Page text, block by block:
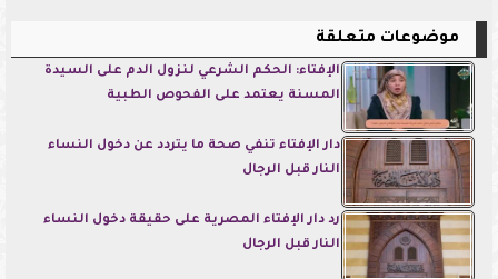
موضوعات متعلقة
الإفتاء: الحكم الشرعي لنزول الدم على السيدة
المسنة يعتمد على الفحوص الطبية
دار الإفتاء تنفي صحة ما يتردد عن دخول النساء
النار قبل الرجال
رد دار الإفتاء المصرية على حقيقة دخول النساء
النار قبل الرجال